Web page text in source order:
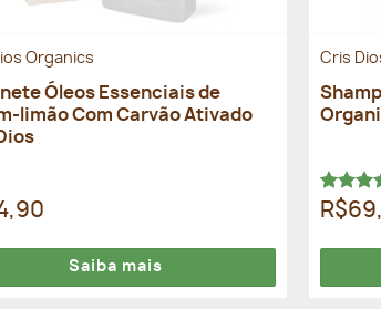
Organics
Óleos Essenciais de
limão Com Carvão Ativado
Saiba mais
Cris
5.00
de